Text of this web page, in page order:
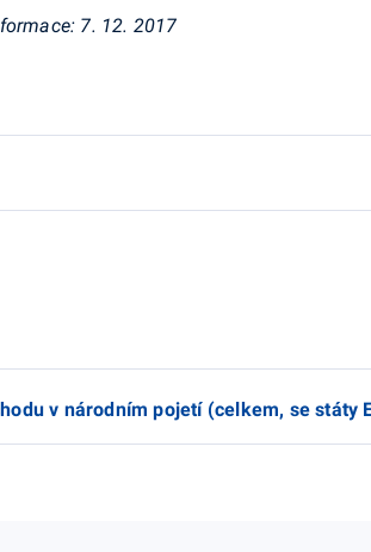
7. 12. 2017
v národním pojetí (celkem, se státy